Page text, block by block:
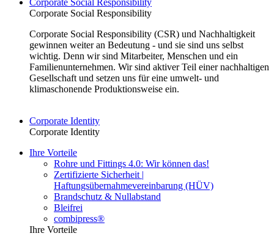
Corporate Social Responsibility
Corporate Social Responsibility
Corporate Social Responsibility (CSR) und Nachhaltigkeit
gewinnen weiter an Bedeutung - und sie sind uns selbst
wichtig. Denn wir sind Mitarbeiter, Menschen und ein
Familienunternehmen. Wir sind aktiver Teil einer nachhaltigen
Gesellschaft und setzen uns für eine umwelt- und
klimaschonende Produktionsweise ein.
Corporate Identity
Corporate Identity
Ihre Vorteile
Rohre und Fittings 4.0: Wir können das!
Zertifizierte Sicherheit |
Haftungsübernahmevereinbarung (HÜV)
Brandschutz & Nullabstand
Bleifrei
combipress®
Ihre Vorteile